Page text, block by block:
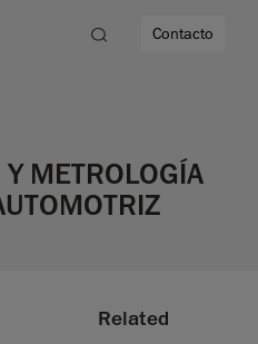
Contacto
METROLOGÍA
Related